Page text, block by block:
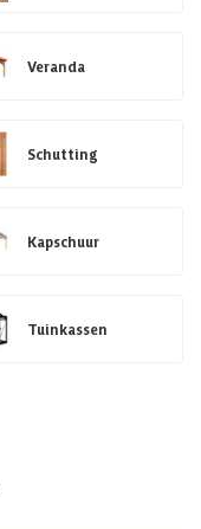
Veranda
Schutting
Kapschuur
Tuinkassen